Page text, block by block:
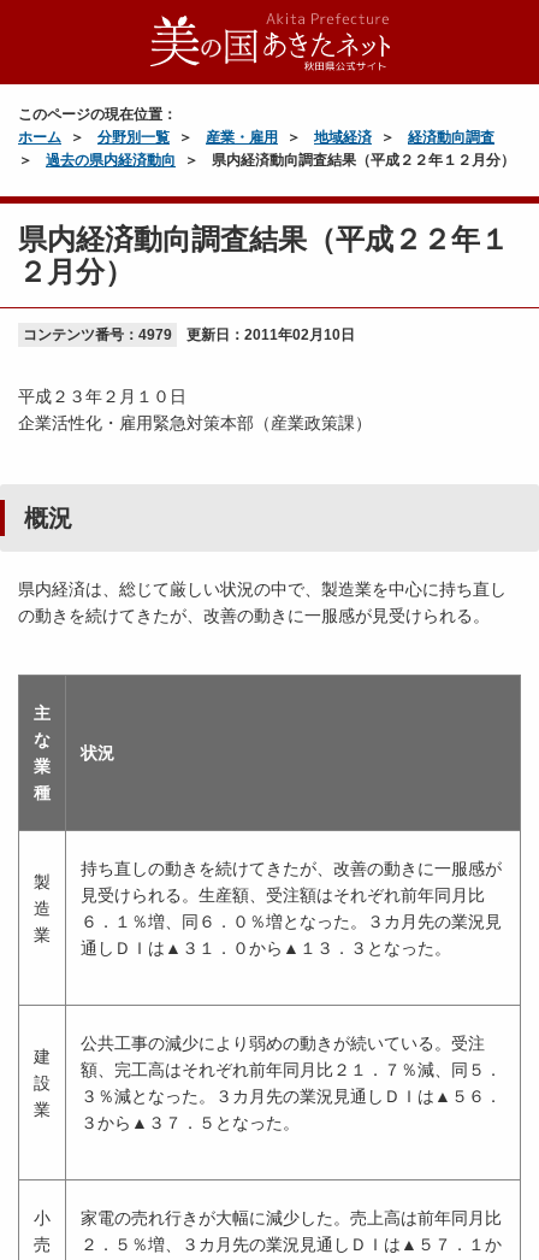
このページの現在位置：
ホーム
分野別一覧 産業・雇用 地域経済
経済動向調査
過去の県内経済動向
県内経済動向調査結果（平成２２年１２月分）
県内経済動向調査結果（平成２２年１
２月分）
コンテンツ番号：4979 更新日： 2011年02月10日
平成２３年２月１０日
企業活性化・雇用緊急対策本部（産業政策課）
概況
県内経済は、総じて厳しい状況の中で、製造業を中心に持ち直し
の動きを続けてきたが、改善の動きに一服感が見受けられる。
主
な
業
種
状況
製
造
業
持ち直しの動きを続けてきたが、改善の動きに一服感が
見受けられる。生産額、受注額はそれぞれ前年同月比
６．１％増、同６．０％増となった。３カ月先の業況見
通しＤＩは▲３１．０から▲１３．３となった。
建
設
業
公共工事の減少により弱めの動きが続いている。受注
額、完工高はそれぞれ前年同月比２１．７％減、同５．
３％減となった。３カ月先の業況見通しＤＩは▲５６．
３から▲３７．５となった。
小
売
家電の売れ行きが大幅に減少した。売上高は前年同月比
２．５％増、３カ月先の業況見通しＤＩは▲５７．１か